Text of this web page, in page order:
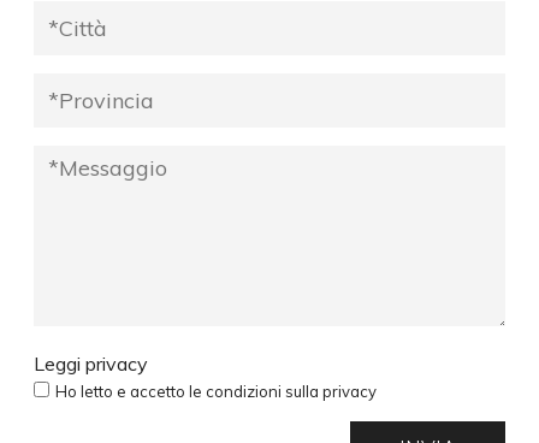
Leggi privacy
Ho letto e accetto le condizioni sulla privacy